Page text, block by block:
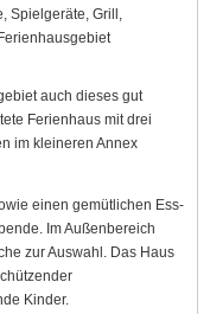
Spielgeräte, Grill,
auch dieses gut
Ferienhaus mit drei
im kleineren Annex
einen gemütlichen Ess-
Im Außenbereich
zur Auswahl. Das Haus
Kinder.